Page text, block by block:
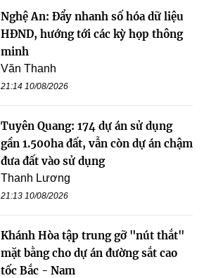
Nghệ An: Đẩy nhanh số hóa dữ liệu
HĐND, hướng tới các kỳ họp thông
minh
Văn Thanh
21:14 10/08/2026
Tuyên Quang: 174 dự án sử dụng
gần 1.500ha đất, vẫn còn dự án chậm
đưa đất vào sử dụng
Thanh Lương
21:13 10/08/2026
Khánh Hòa tập trung gỡ "nút thắt"
mặt bằng cho dự án đường sắt cao
tốc Bắc - Nam